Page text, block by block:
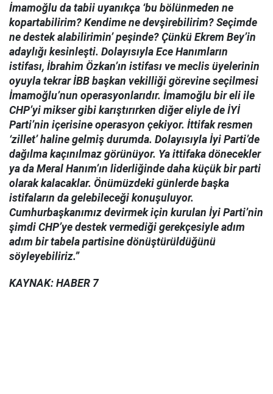
İmamoğlu da tabii uyanıkça ‘bu bölünmeden ne
kopartabilirim? Kendime ne devşirebilirim? Seçimde
ne destek alabilirimin’ peşinde? Çünkü Ekrem Bey’in
adaylığı kesinleşti. Dolayısıyla Ece Hanımların
istifası, İbrahim Özkan’ın istifası ve meclis üyelerinin
oyuyla tekrar İBB başkan vekilliği görevine seçilmesi
İmamoğlu’nun operasyonlarıdır. İmamoğlu bir eli ile
CHP’yi mikser gibi karıştırırken diğer eliyle de İYİ
Parti’nin içerisine operasyon çekiyor. İttifak resmen
‘zillet’ haline gelmiş durumda. Dolayısıyla İyi Parti’de
dağılma kaçınılmaz görünüyor. Ya ittifaka dönecekler
ya da Meral Hanım’ın liderliğinde daha küçük bir parti
olarak kalacaklar. Önümüzdeki günlerde başka
istifaların da gelebileceği konuşuluyor.
Cumhurbaşkanımız devirmek için kurulan İyi Parti’nin
şimdi CHP’ye destek vermediği gerekçesiyle adım
adım bir tabela partisine dönüştürüldüğünü
söyleyebiliriz.”
KAYNAK: HABER 7